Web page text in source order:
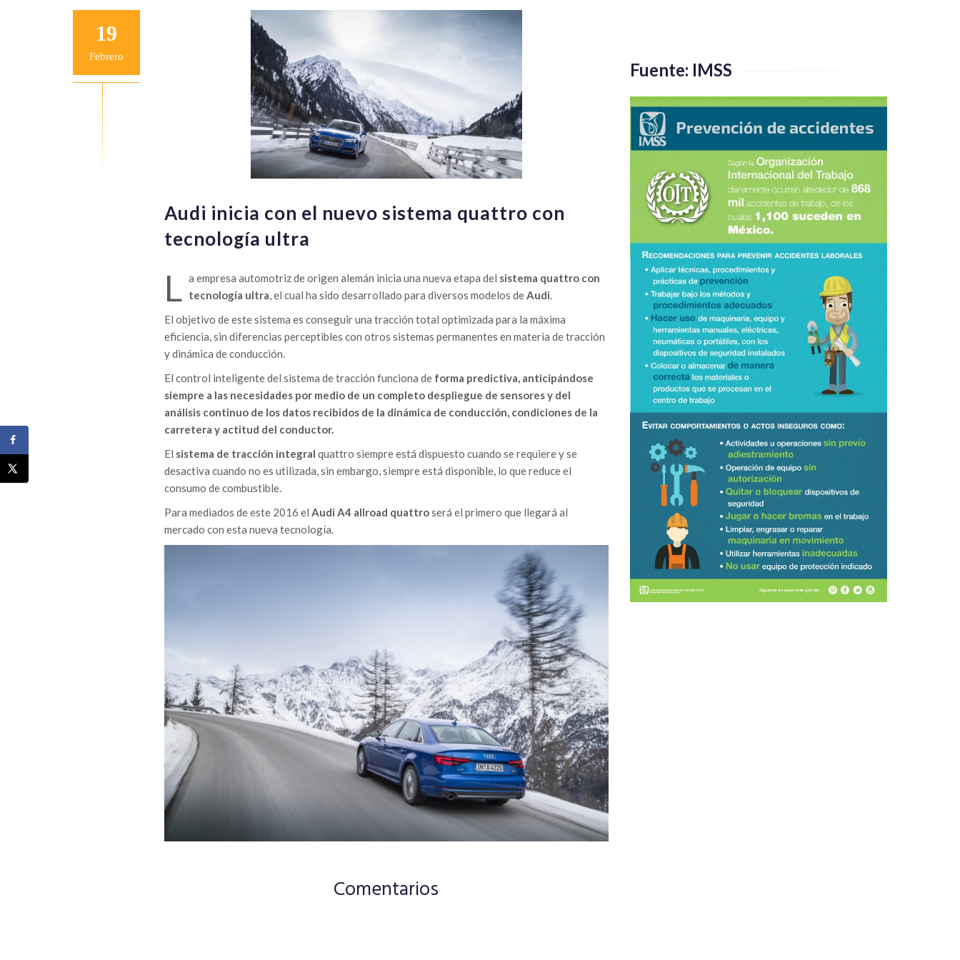
19
Febrero
Audi inicia con el nuevo sistema quattro con
tecnología ultra
L a empresa automotriz de origen alemán inicia una nueva etapa del sistema quattro con
tecnología ultra, el cual ha sido desarrollado para diversos modelos deAudi.
El objetivo de este sistema es conseguir una tracción total optimizada para la máxima
eficiencia, sin diferencias perceptibles con otros sistemas permanentes en materia de tracción
y dinámica de conducción.
El control inteligente del sistema de tracción funciona deforma predictiva, anticipándose
siempre a las necesidades por medio de un completo despliegue de sensores y del
análisis continuo de los datos recibidos de la dinámica de conducción, condiciones de la
carretera y actitud del conductor.
El sistema de tracción integral quattro siempre está dispuesto cuando se requiere y se
desactiva cuando no es utilizada, sin embargo, siempre está disponible, lo que reduce el
consumo de combustible.
Para mediados de este 2016 el Audi A4 allroad quattroserá el primero que llegará al
mercado con esta nueva tecnología.
Comentarios
Fuente: IMSS